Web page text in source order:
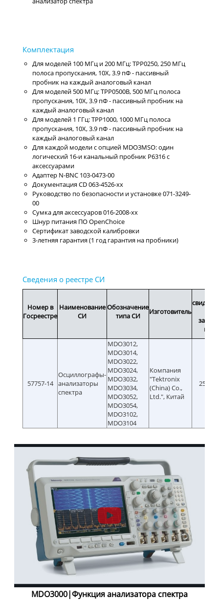
Для моделей 100 МГц и 200 МГц: TPP0250, 250 МГц
полоса пропускания, 10X, 3.9 пФ - пассивный
пробник на каждый аналоговый канал
Для моделей 500 МГц: TPP0500B, 500 МГц полоса
пропускания, 10X, 3.9 пФ - пассивный пробник на
каждый аналоговый канал
Для моделей 1 ГГц: TPP1000, 1000 МГц полоса
пропускания, 10X, 3.9 пФ - пассивный пробник на
каждый аналоговый канал
Для каждой модели с опцией MDO3MSO: один
логический 16-и канальный пробник P6316 с
аксессуарами
Адаптер N-BNC 103-0473-00
Документация CD 063-4526-xx
Руководство по безопасности и установке 071-3249-
00
Сумка для аксессуаров 016-2008-xx
Шнур питания ПО OpenChoice
Сертификат заводской калибровки
3-летняя гарантия (1 год гарантия на пробники)
Номер в
Госреестре
Наименование
СИ
Обозначение
типа СИ
Изготовитель
57757-14
Осциллографы-
анализаторы
спектра
MDO3012,
MDO3014,
MDO3022,
MDO3024,
MDO3032,
MDO3034,
MDO3052,
MDO3054,
MDO3102,
MDO3104
Компания
"Tektronix
(China) Co.,
Ltd.", Китай
MDO3000|Функция анализатора спектра